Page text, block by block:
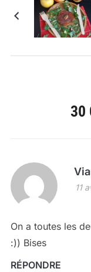
30
11
On a toutes les
:)) Bises
RÉPONDRE